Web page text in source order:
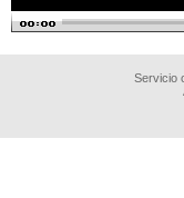
Servicio